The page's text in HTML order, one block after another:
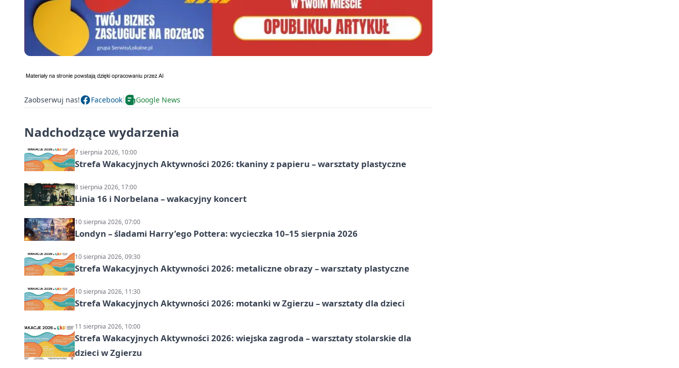
Zaobserwuj nas! Facebook Google News
Nadchodzące wydarzenia
7 sierpnia 2026, 10:00
Strefa Wakacyjnych Aktywności 2026: tkaniny z papieru – warsztaty plastyczne
8 sierpnia 2026, 17:00
Linia 16 i Norbelana – wakacyjny koncert
10 sierpnia 2026, 07:00
Londyn – śladami Harry’ego Pottera: wycieczka 10–15 sierpnia 2026
10 sierpnia 2026, 09:30
Strefa Wakacyjnych Aktywności 2026: metaliczne obrazy – warsztaty plastyczne
10 sierpnia 2026, 11:30
Strefa Wakacyjnych Aktywności 2026: motanki w Zgierzu – warsztaty dla dzieci
11 sierpnia 2026, 10:00
Strefa Wakacyjnych Aktywności 2026: wiejska zagroda – warsztaty stolarskie dla
dzieci w Zgierzu